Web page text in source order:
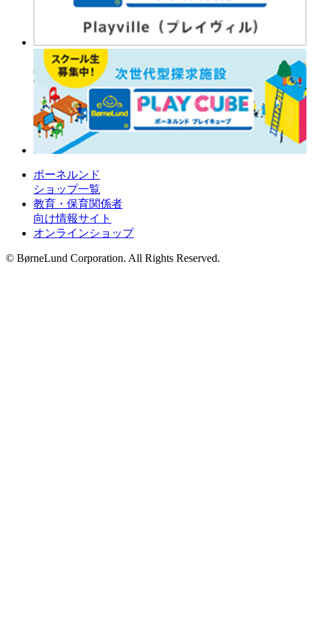
ボーネルンド
ショップ一覧
教育・保育関係者
向け情報サイト
オンラインショップ
© BørneLund Corporation. All Rights Reserved.